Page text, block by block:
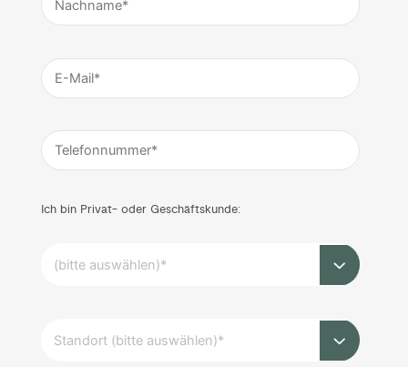
Ich bin Privat- oder Geschäftskunde: